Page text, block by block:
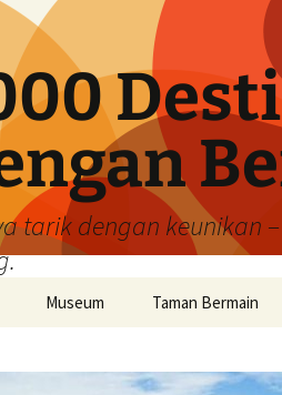
tarik dengan keunikan
Museum Taman Bermain